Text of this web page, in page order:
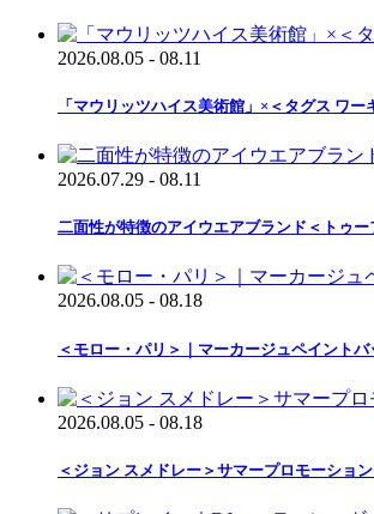
2026.08.05 - 08.11
「マウリッツハイス美術館」×＜タグス ワ
2026.07.29 - 08.11
二面性が特徴のアイウエアブランド＜トゥ
2026.08.05 - 08.18
＜モロー・パリ＞｜マーカージュペイント
2026.08.05 - 08.18
＜ジョン スメドレー＞サマープロモーショ